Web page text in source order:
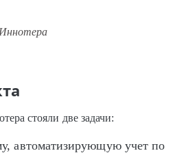
стояли две задачи:
автоматизирующую учет по